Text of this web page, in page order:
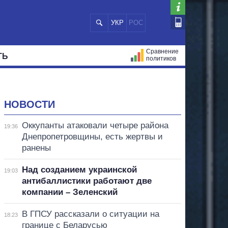
УКР РОС
Сравнение
политиков
НОВОСТИ
19:36
Оккупанты атаковали четыре района
Днепропетровщины, есть жертвы и
ранены
19:03
Над созданием украинской
антибаллистики работают две
компании – Зеленский
18:23
В ГПСУ рассказали о ситуации на
границе с Беларусью